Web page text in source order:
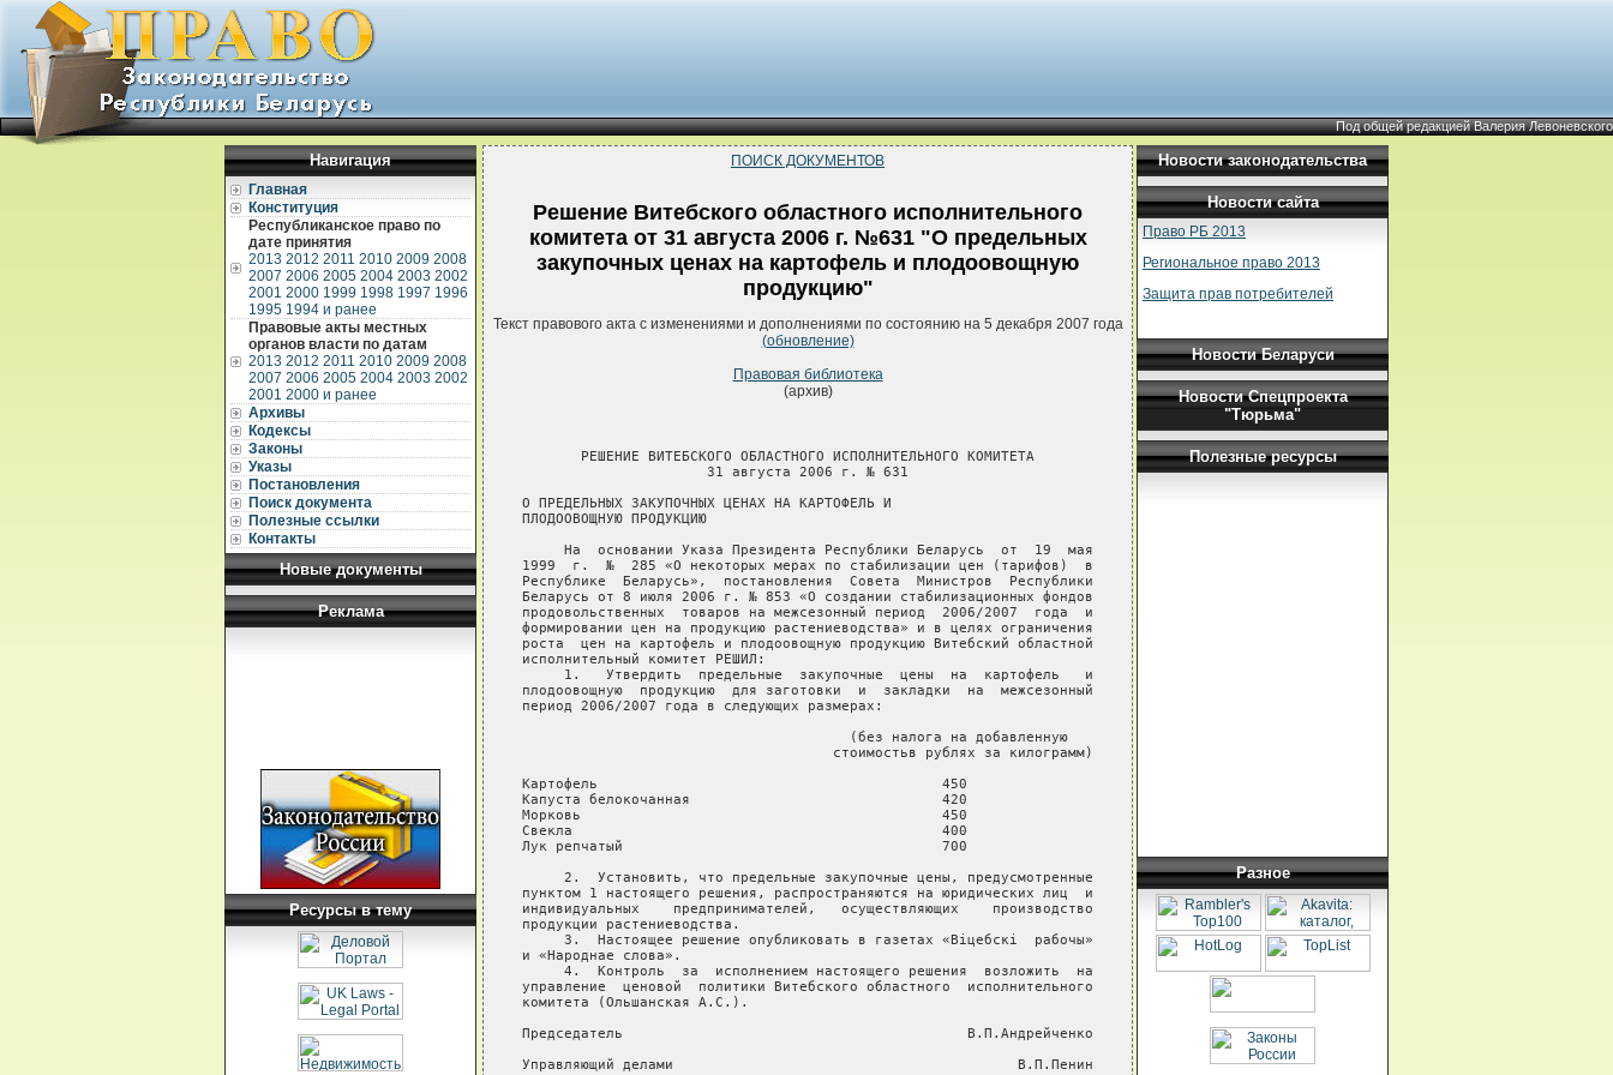
Под общей редакцией Валерия Левоневского
Навигация
Главная
Конституция
Республиканское право по
дате принятия
2013 2012 2011 2010 2009 2008
2007 2006 2005 2004 2003 2002
2001 2000 1999 1998 1997 1996
1995 1994 и ранее
Правовые акты местных
органов власти по датам
2013 2012 2011 2010 2009 2008
2007 2006 2005 2004 2003 2002
2001 2000 и ранее
Архивы
Кодексы
Законы
Указы
Постановления
Поиск документа
Полезные ссылки
Контакты
Новые документы
Реклама
Ресурсы в тему
ПОИСК ДОКУМЕНТОВ
Решение Витебского областного исполнительного
комитета от 31 августа 2006 г. №631 "О предельных
закупочных ценах на картофель и плодоовощную
продукцию"
Текст правового акта с изменениями и дополнениями по состоянию на 5 декабря 2007 года
(обновление)
Правовая библиотека
(архив)
       РЕШЕНИЕ ВИТЕБСКОГО ОБЛАСТНОГО ИСПОЛНИТЕЛЬНОГО КОМИТЕТА
                      31 августа 2006 г. № 631
О ПРЕДЕЛЬНЫХ ЗАКУПОЧНЫХ ЦЕНАХ НА КАРТОФЕЛЬ И
ПЛОДООВОЩНУЮ ПРОДУКЦИЮ
     На  основании Указа Президента Республики Беларусь  от  19  мая
1999  г.  №  285 «О некоторых мерах по стабилизации цен (тарифов)  в
Республике  Беларусь»,  постановления  Совета  Министров  Республики
Беларусь от 8 июля 2006 г. № 853 «О создании стабилизационных фондов
продовольственных  товаров на межсезонный период  2006/2007  года  и
формировании цен на продукцию растениеводства» и в целях ограничения
роста  цен на картофель и плодоовощную продукцию Витебский областной
исполнительный комитет РЕШИЛ:
     1.   Утвердить  предельные  закупочные  цены  на  картофель   и
плодоовощную  продукцию  для заготовки  и  закладки  на  межсезонный
период 2006/2007 года в следующих размерах:
                                       (без налога на добавленную
                                     стоимостьв рублях за килограмм)
Картофель                                         450
Капуста белокочанная                              420
Морковь                                           450
Свекла                                            400
Лук репчатый                                      700
     2.  Установить, что предельные закупочные цены, предусмотренные
пунктом 1 настоящего решения, распространяются на юридических лиц  и
индивидуальных    предпринимателей,   осуществляющих    производство
продукции растениеводства.
     3.  Настоящее решение опубликовать в газетах «Вiцебскi  рабочы»
и «Народнае слова».
     4.  Контроль  за  исполнением настоящего решения  возложить  на
управление  ценовой  политики Витебского областного  исполнительного
комитета (Ольшанская А.С.).
Председатель                                         В.П.Андрейченко
Управляющий делами                                         В.П.Пенин
Новости законодательства
Новости сайта
Право РБ 2013
Региональное право 2013
Защита прав потребителей
Новости Беларуси
Новости Спецпроекта
"Тюрьма"
Полезные ресурсы
Разное